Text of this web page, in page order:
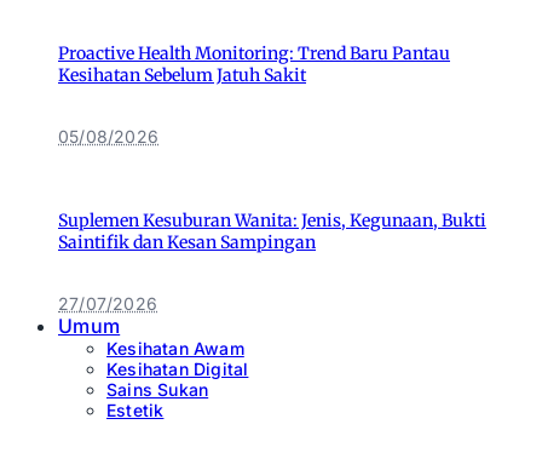
Proactive Health Monitoring: Trend Baru Pantau
Kesihatan Sebelum Jatuh Sakit
05/08/2026
Suplemen Kesuburan Wanita: Jenis, Kegunaan, Bukti
Saintifik dan Kesan Sampingan
27/07/2026
Umum
Kesihatan Awam
Kesihatan Digital
Sains Sukan
Estetik